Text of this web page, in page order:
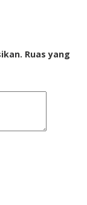
Ruas yang